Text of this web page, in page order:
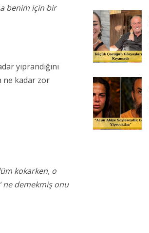
benim için bir
yıprandığını
ne kadar zor
kokarken, o
ne demekmiş onu